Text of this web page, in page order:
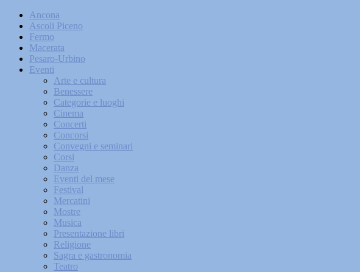
Ancona
Ascoli Piceno
Fermo
Macerata
Pesaro-Urbino
Eventi
Arte e cultura
Benessere
Categorie e luoghi
Cinema
Concerti
Concorsi
Convegni e seminari
Corsi
Danza
Eventi del mese
Festival
Mercatini
Mostre
Musica
Presentazione libri
Religione
Sagra e gastronomia
Teatro